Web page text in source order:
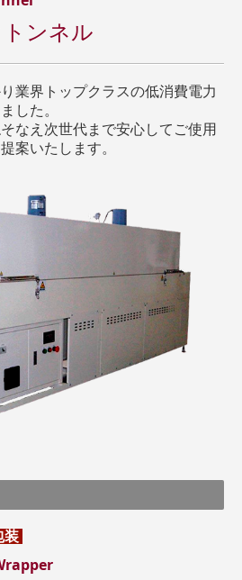
ンネル
業界トップクラスの低消費電力
した。
なえ次世代まで安心してご使用
案いたします。
装